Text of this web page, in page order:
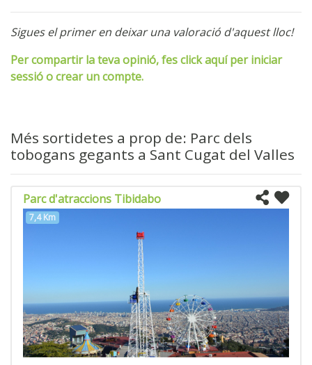
Sigues el primer en deixar una valoració d'aquest lloc!
Per compartir la teva opinió, fes click aquí per iniciar
sessió o crear un compte.
Més sortidetes a prop de: Parc dels
tobogans gegants a Sant Cugat del Valles
Parc d'atraccions Tibidabo
7,4 Km